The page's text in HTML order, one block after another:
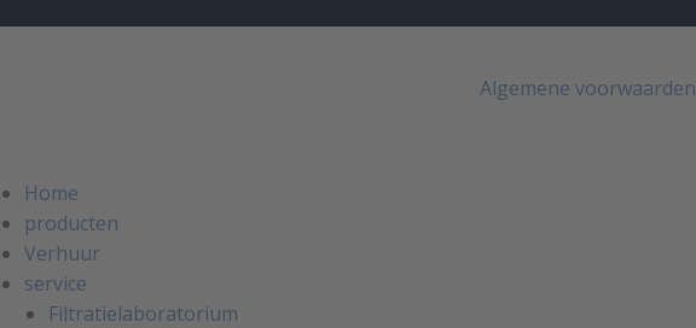
Algemene voorwaarden
Home
producten
Verhuur
service
Filtratielaboratorium